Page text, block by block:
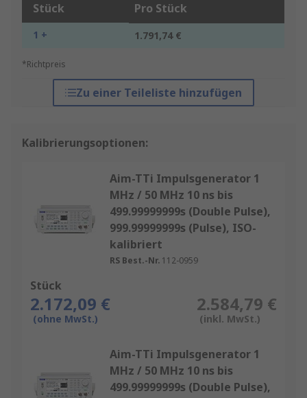
Stück Pro Stück
1 + 1.791,74 €
*Richtpreis
Zu einer Teileliste hinzufügen
Kalibrierungsoptionen:
Aim-TTi Impulsgenerator 1
MHz / 50 MHz 10 ns bis
499.99999999s (Double Pulse),
999.99999999s (Pulse), ISO-
kalibriert
RS Best.-Nr. 112-0959
Stück
2.172,09 €
(ohne MwSt.)
2.584,79 €
(inkl. MwSt.)
Aim-TTi Impulsgenerator 1
MHz / 50 MHz 10 ns bis
499.99999999s (Double Pulse),